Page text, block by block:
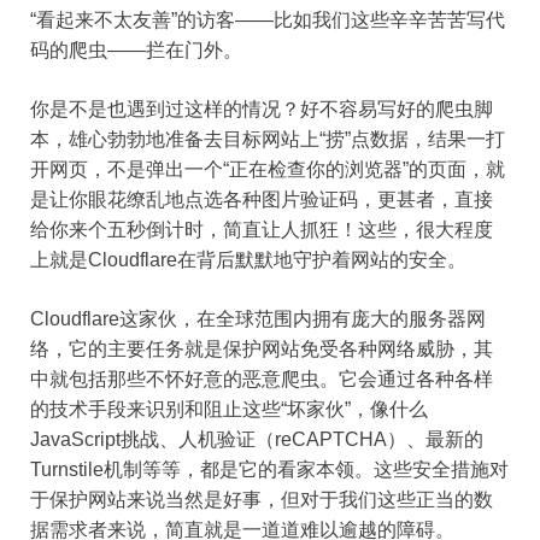
“看起来不太友善”的访客——比如我们这些辛辛苦苦写代
码的爬虫——拦在门外。
你是不是也遇到过这样的情况？好不容易写好的爬虫脚
本，雄心勃勃地准备去目标网站上“捞”点数据，结果一打
开网页，不是弹出一个“正在检查你的浏览器”的页面，就
是让你眼花缭乱地点选各种图片验证码，更甚者，直接
给你来个五秒倒计时，简直让人抓狂！这些，很大程度
上就是Cloudflare在背后默默地守护着网站的安全。
Cloudflare这家伙，在全球范围内拥有庞大的服务器网
络，它的主要任务就是保护网站免受各种网络威胁，其
中就包括那些不怀好意的恶意爬虫。它会通过各种各样
的技术手段来识别和阻止这些“坏家伙”，像什么
JavaScript挑战、人机验证（reCAPTCHA）、最新的
Turnstile机制等等，都是它的看家本领。这些安全措施对
于保护网站来说当然是好事，但对于我们这些正当的数
据需求者来说，简直就是一道道难以逾越的障碍。